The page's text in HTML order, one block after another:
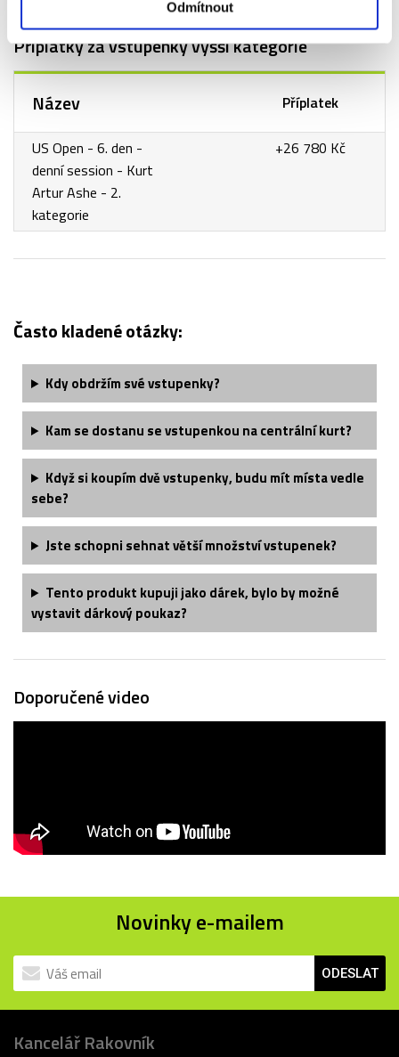
Odmítnout
Příplatky za vstupenky vyšší kategorie
Název Příplatek
US Open - 6. den -
denní session - Kurt
Artur Ashe - 2.
kategorie
+26 780 Kč
Často kladené otázky:
Kdy obdržím své vstupenky?
Kam se dostanu se vstupenkou na centrální kurt?
Když si koupím dvě vstupenky, budu mít místa vedle
sebe?
Jste schopni sehnat větší množství vstupenek?
Tento produkt kupuji jako dárek, bylo by možné
vystavit dárkový poukaz?
Doporučené video
Novinky e-mailem
ODESLAT
Kancelář Rakovník